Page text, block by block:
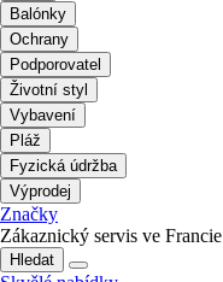
Balónky
Ochrany
Podporovatel
Životní styl
Vybavení
Pláž
Fyzická údržba
Výprodej
Značky
Zákaznický servis ve Francie
Hledat